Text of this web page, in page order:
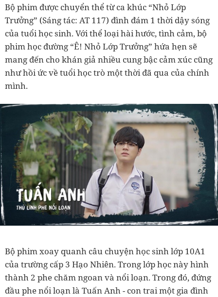
Bộ phim được chuyển thể từ ca khúc “Nhỏ Lớp
Trưởng” (Sáng tác: AT 117) đình đám 1 thời dậy sóng
của tuổi học sinh. Với thể loại hài hước, tình cảm, bộ
phim học đường “Ê! Nhỏ Lớp Trưởng” hứa hẹn sẽ
mang đến cho khán giả nhiều cung bậc cảm xúc cũng
như hồi ức về tuổi học trò một thời đã qua của chính
mình.
Bộ phim xoay quanh câu chuyện học sinh lớp 10A1
của trường cấp 3 Hạo Nhiên. Trong lớp học này hình
thành 2 phe chăm ngoan và nổi loạn. Trong đó, đứng
đầu phe nổi loạn là Tuấn Anh - con trai một gia đình